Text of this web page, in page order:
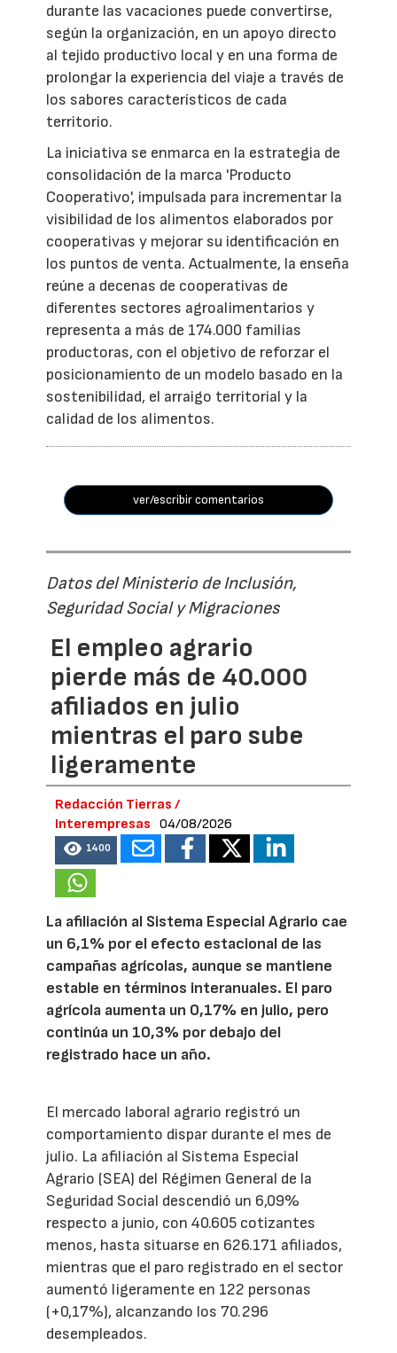
durante las vacaciones puede convertirse,
según la organización, en un apoyo directo
al tejido productivo local y en una forma de
prolongar la experiencia del viaje a través de
los sabores característicos de cada
territorio.
La iniciativa se enmarca en la estrategia de
consolidación de la marca 'Producto
Cooperativo', impulsada para incrementar la
visibilidad de los alimentos elaborados por
cooperativas y mejorar su identificación en
los puntos de venta. Actualmente, la enseña
reúne a decenas de cooperativas de
diferentes sectores agroalimentarios y
representa a más de 174.000 familias
productoras, con el objetivo de reforzar el
posicionamiento de un modelo basado en la
sostenibilidad, el arraigo territorial y la
calidad de los alimentos.
ver/escribir comentarios
Datos del Ministerio de Inclusión,
Seguridad Social y Migraciones
El empleo agrario
pierde más de 40.000
afiliados en julio
mientras el paro sube
ligeramente
Redacción Tierras /
Interempresas
04/08/2026
1400
La afiliación al Sistema Especial Agrario cae
un 6,1% por el efecto estacional de las
campañas agrícolas, aunque se mantiene
estable en términos interanuales. El paro
agrícola aumenta un 0,17% en julio, pero
continúa un 10,3% por debajo del
registrado hace un año.
El mercado laboral agrario registró un
comportamiento dispar durante el mes de
julio. La afiliación al Sistema Especial
Agrario (SEA) del Régimen General de la
Seguridad Social descendió un 6,09%
respecto a junio, con 40.605 cotizantes
menos, hasta situarse en 626.171 afiliados,
mientras que el paro registrado en el sector
aumentó ligeramente en 122 personas
(+0,17%), alcanzando los 70.296
desempleados.